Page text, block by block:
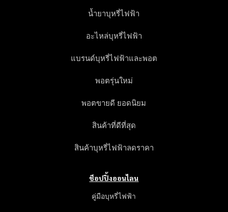
น้ำยาบุหรี่ไฟฟ้า
อะไหล่บุหรี่ไฟฟ้า
แบรนด์บุหรี่ไฟฟ้าและพอต
พอตรุ่นใหม่
พอตขายดี ยอดนิยม
สินค้าที่ดีที่สุด
สินค้าบุหรี่ไฟฟ้าลดราคา
ช็อปปิ้งออนไลน
คู่มือบุหรี่ไฟฟ้า